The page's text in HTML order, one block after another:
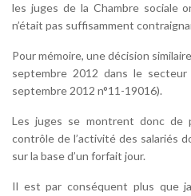
les juges de la Chambre sociale
n’était pas suffisamment
Pour mémoire, une décision
septembre 2012 dans le secteur
septembre 2012 n°11-19016).
Les juges se montrent donc de
contrôle de l’activité des salariés
sur la base d’un forfait jour.
Il est par conséquent plus que